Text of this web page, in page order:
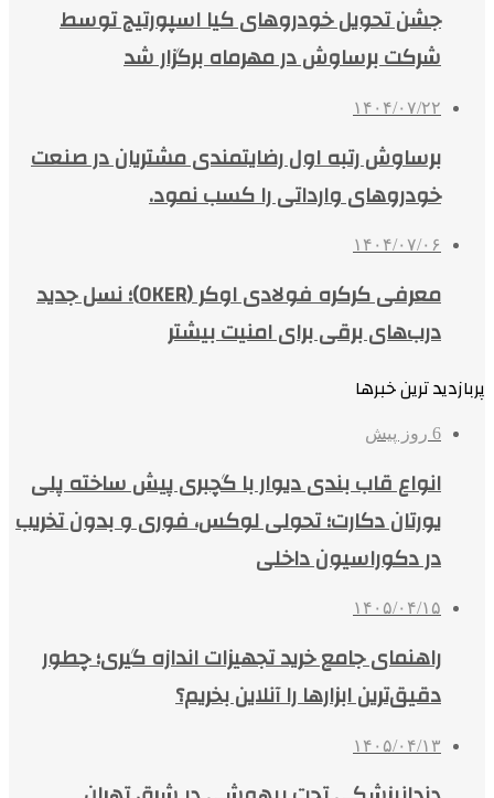
جشن تحویل خودروهای کیا اسپورتیج توسط
شرکت برساوش در مهرماه برگزار شد
۱۴۰۴/۰۷/۲۲
برساوش رتبه اول رضایتمندی مشتریان در صنعت
خودروهای وارداتی را کسب نمود.
۱۴۰۴/۰۷/۰۶
معرفی کرکره فولادی اوکر (OKER)؛ نسل جدید
درب‌های برقی برای امنیت بیشتر
پربازدید ترین خبرها
6 روز پیش
انواع قاب بندی دیوار با گچبری پیش ساخته پلی
یورتان دکارت؛ تحولی لوکس، فوری و بدون تخریب
در دکوراسیون داخلی
۱۴۰۵/۰۴/۱۵
راهنمای جامع خرید تجهیزات اندازه گیری؛ چطور
دقیق‌ترین ابزارها را آنلاین بخریم؟
۱۴۰۵/۰۴/۱۳